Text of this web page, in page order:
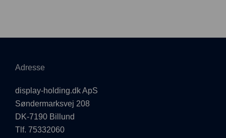
Adresse
display-holding.dk ApS
Søndermarksvej 208
DK-7190 Billund
Tlf. 75332060